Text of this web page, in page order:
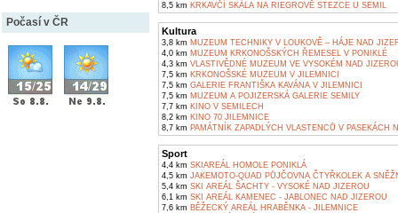
Počasí v ČR
8,5 km KRKAVČÍ SKÁLA NA RIEGROVĚ STEZCE U SEMIL
Kultura
3,8 km MUZEUM TECHNIKY V LOUKOVĚ – HÁJE NAD
4,0 km MUZEUM KRKONOŠSKÝCH ŘEMESEL V PONIKLÉ
4,3 km VLASTIVĚDNÉ MUZEUM VE VYSOKÉM NAD
7,5 km KRKONOŠSKÉ MUZEUM V JILEMNICI
7,5 km GALERIE FRANTIŠKA KAVÁNA V JILEMNICI
7,5 km MUZEUM A POJIZERSKÁ GALERIE SEMILY
7,7 km KINO V SEMILECH
8,2 km KINO 70 JILEMNICE
8,7 km PAMÁTNÍK ZAPADLÝCH VLASTENCŮ V PASEKÁCH
Sport
4,4 km SKIAREÁL HOMOLE PONIKLÁ
4,5 km JAKEMOTO-QUAD PŮJČOVNA ČTYŘKOLEK A
5,4 km SKI AREÁL ŠACHTY - VYSOKÉ NAD JIZEROU
6,1 km SKI AREÁL KAMENEC - JABLONEC NAD JIZEROU
7,6 km BĚŽECKÝ AREÁL HRABĚNKA - JILEMNICE